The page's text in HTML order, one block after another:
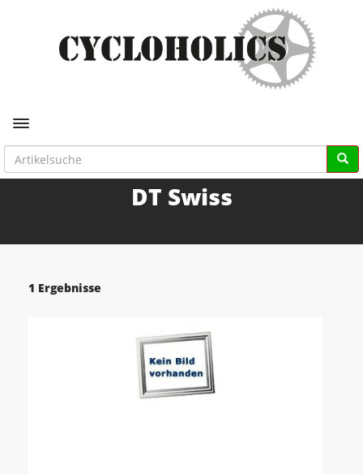
Toggle navigation
DT Swiss
1 Ergebnisse